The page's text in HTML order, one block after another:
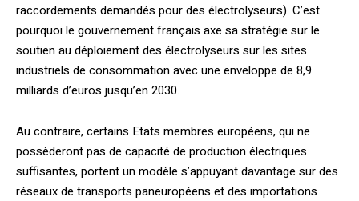
raccordements demandés pour des électrolyseurs). C’est
pourquoi le gouvernement français axe sa stratégie sur le
soutien au déploiement des électrolyseurs sur les sites
industriels de consommation avec une enveloppe de 8,9
milliards d’euros jusqu’en 2030.
Au contraire, certains Etats membres européens, qui ne
possèderont pas de capacité de production électriques
suffisantes, portent un modèle s’appuyant davantage sur des
réseaux de transports paneuropéens et des importations